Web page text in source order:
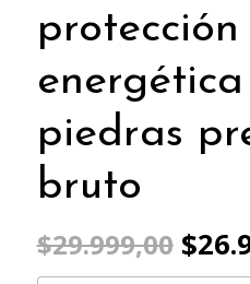
protección
piedras
bruto
$29.999,00